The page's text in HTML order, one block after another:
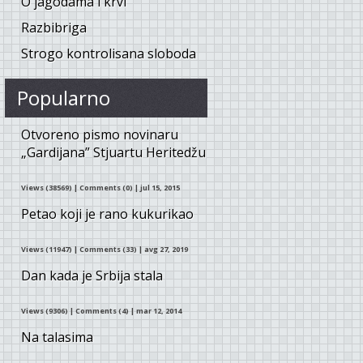
Razbibriga
Strogo kontrolisana sloboda
Popularno
Otvoreno pismo novinaru
„Gardijana” Stjuartu Heritedžu
Views (38569)|Comments (0)| jul 15, 2015
Petao koji je rano kukurikao
Views (11947)|Comments (33)| avg 27, 2019
Dan kada je Srbija stala
Views (9306)|Comments (4)| mar 12, 2014
Na talasima